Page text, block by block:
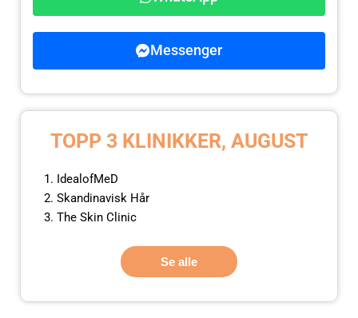
Messenger
TOPP 3 KLINIKKER, AUGUST
IdealofMeD
Skandinavisk Hår
The Skin Clinic
Se alle